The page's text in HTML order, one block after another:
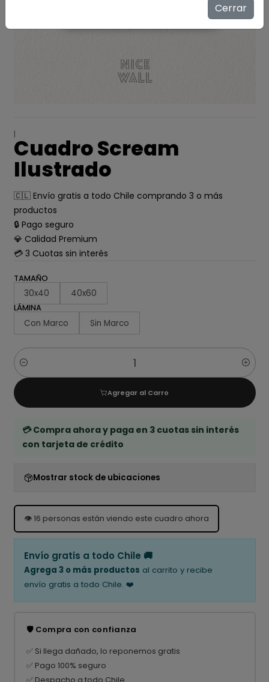
|
Cuadro Scream
Ilustrado
🇨🇱 Envío gratis a todo Chile comprando 3 o más
productos
🔒 Pago seguro
💎 Calidad Premium
💳 3 Cuotas sin interés
TAMAÑO
30x40 40x60
LÁMINA
Con Marco Sin Marco
Cantidad
Agregar al Carro
💳 Compra ahora y paga en 3 cuotas sin interés
con tarjeta de crédito
Mostrar stock de ubicaciones
👁️16 personas están viendo este cuadro ahora
Envío gratis a todo Chile 🚚
Agrega 3 o más productos al carrito y recibe
envío gratis a todo Chile. ❤️
🛡️ Compra con confianza
✅ Si llega dañado, lo reponemos gratis
✅ Pago 100% seguro
✅ Despacho a todo Chile
Cerrar